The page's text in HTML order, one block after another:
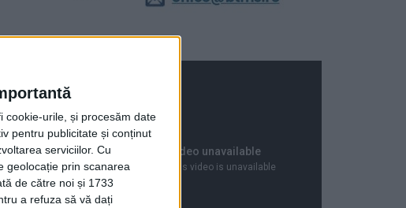
cookie-urile, și procesăm date
pentru publicitate și conținut
serviciilor. Cu
geolocație prin scanarea
de către noi și 1733
a refuza să vă dați